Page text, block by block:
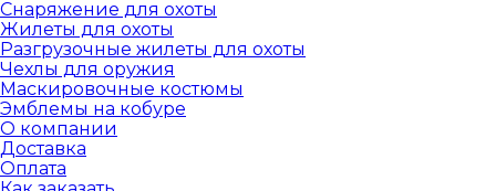
Снаряжение для охоты
Жилеты для охоты
Разгрузочные жилеты для охоты
Чехлы для оружия
Маскировочные костюмы
Эмблемы на кобуре
О компании
Доставка
Оплата